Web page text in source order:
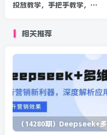
投放教学，手把手教学，开
相关推荐